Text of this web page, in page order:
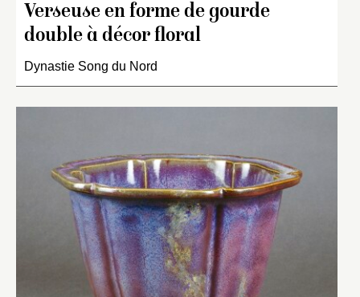
Verseuse en forme de gourde
double à décor floral
Dynastie Song du Nord